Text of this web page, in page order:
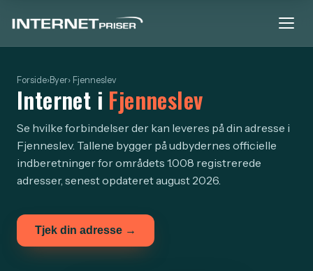
Forside›Byer› Fjenneslev
Internet i Fjenneslev
Se hvilke forbindelser der kan leveres på din adresse i
Fjenneslev. Tallene bygger på udbydernes officielle
indberetninger for områdets 1.008 registrerede
adresser, senest opdateret august 2026.
Tjek din adresse →